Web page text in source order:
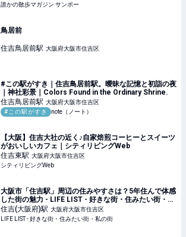
誰かの散歩マガジン サンポー
鳥居前
住吉鳥居前駅 大阪府大阪市住吉区
#この駅がすき｜住吉鳥居前駅。曖昧な記憶と初詣の夜
｜神社彩景｜Colors Found in the Ordinary Shrine.
住吉鳥居前駅 大阪府大阪市住吉区
#この駅がすき
note（ノート）
【大阪】住吉大社の近く♪自家焙煎コーヒーとスイーツ
がおいしいカフェ｜シティリビングWeb
住吉東駅 大阪府大阪市住吉区
シティリビングWeb
大阪市「住吉駅」周辺の住みやすさは？5年住んで体感
した街の魅力 - LIFE LIST - 好きな街・住みたい街・私
の街
住吉(大阪府)駅 大阪府大阪市住吉区
LIFE LIST - 好きな街・住みたい街・私の街